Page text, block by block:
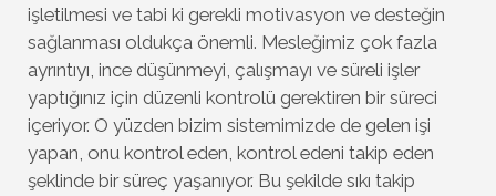
işletilmesi ve tabi ki gerekli motivasyon ve desteğin
sağlanması oldukça önemli. Mesleğimiz çok fazla
ayrıntıyı, ince düşünmeyi, çalışmayı ve süreli işler
yaptığınız için düzenli kontrolü gerektiren bir süreci
içeriyor. O yüzden bizim sistemimizde de gelen işi
yapan, onu kontrol eden, kontrol edeni takip eden
şeklinde bir süreç yaşanıyor. Bu şekilde sıkı takip